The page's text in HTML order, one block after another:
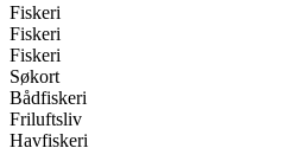
Fiskeri
Fiskeri
Fiskeri
Søkort
Bådfiskeri
Friluftsliv
Havfiskeri